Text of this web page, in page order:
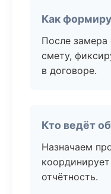
Как
После
смету,
в договоре.
Кто ведёт
Назначаем
отчётность.